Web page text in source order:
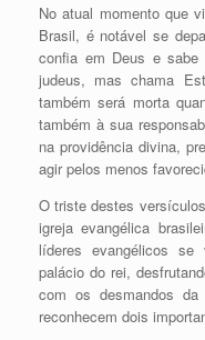
No atual momento que
Brasil, é notável se
confia em Deus e sabe
judeus, mas chama
também será morta
também à sua
na providência divina,
agir pelos menos
O triste destes
igreja evangélica
líderes evangélicos
palácio do rei,
com os desmandos
reconhecem dois